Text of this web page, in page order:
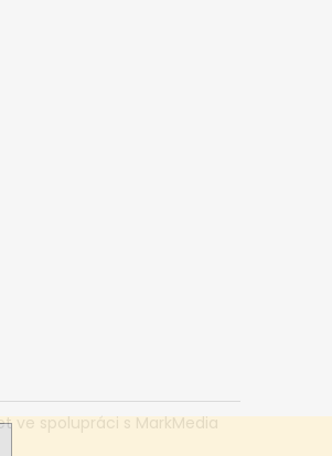
ve spolupráci s MarkMedia